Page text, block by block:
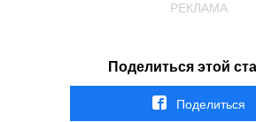
РЕКЛАМА
Поделиться этой
Поделиться